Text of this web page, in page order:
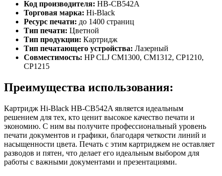
Код производителя: HB-CB542A
Торговая марка: Hi-Black
Ресурс печати: до 1400 страниц
Тип печати: Цветной
Тип продукции: Картридж
Тип печатающего устройства: Лазерный
Совместимость: HP CLJ CM1300, CM1312, CP1210,
CP1215
Преимущества использования:
Картридж Hi-Black HB-CB542A является идеальным
решением для тех, кто ценит высокое качество печати и
экономию. С ним вы получите профессиональный уровень
печати документов и графики, благодаря четкости линий и
насыщенности цвета. Печать с этим картриджем не оставляет
разводов и пятен, что делает его идеальным выбором для
работы с важными документами и презентациями.